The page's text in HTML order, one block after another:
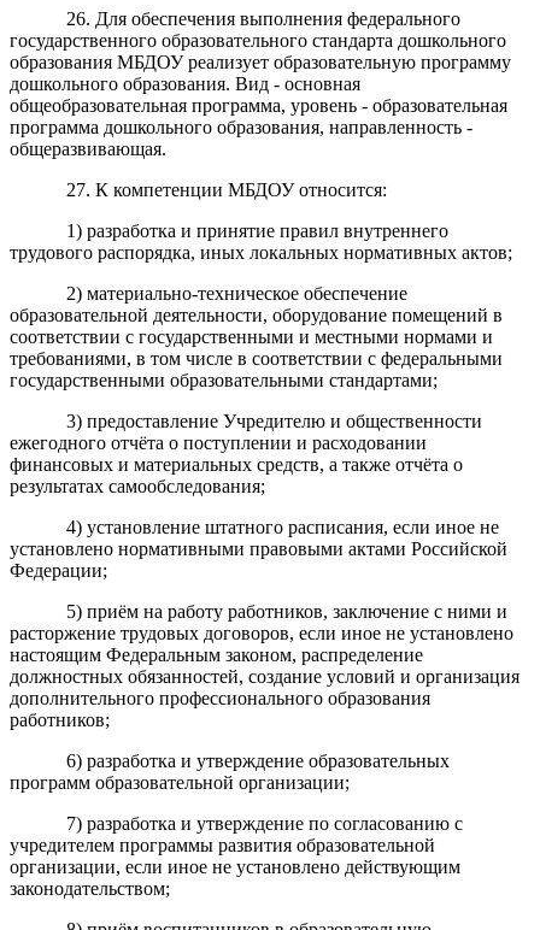
26. Для обеспечения выполнения федерального
государственного образовательного стандарта дошкольного
образования МБДОУ реализует образовательную программу
дошкольного образования. Вид - основная
общеобразовательная программа, уровень - образовательная
программа дошкольного образования, направленность -
общеразвивающая.
27. К компетенции МБДОУ относится:
1) разработка и принятие правил внутреннего
трудового распорядка, иных локальных нормативных актов;
2) материально-техническое обеспечение
образовательной деятельности, оборудование помещений в
соответствии с государственными и местными нормами и
требованиями, в том числе в соответствии с федеральными
государственными образовательными стандартами;
3) предоставление Учредителю и общественности
ежегодного отчёта о поступлении и расходовании
финансовых и материальных средств, а также отчёта о
результатах самообследования;
4) установление штатного расписания, если иное не
установлено нормативными правовыми актами Российской
Федерации;
5) приём на работу работников, заключение с ними и
расторжение трудовых договоров, если иное не установлено
настоящим Федеральным законом, распределение
должностных обязанностей, создание условий и организация
дополнительного профессионального образования
работников;
6) разработка и утверждение образовательных
программ образовательной организации;
7) разработка и утверждение по согласованию с
учредителем программы развития образовательной
организации, если иное не установлено действующим
законодательством;